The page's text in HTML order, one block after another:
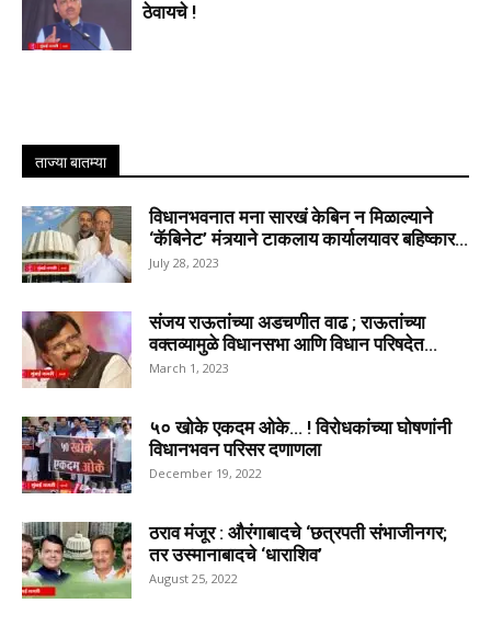
ठेवायचे !
ताज्या बातम्या
विधानभवनात मना सारखं केबिन न मिळाल्याने
‘कॅबिनेट’ मंत्र्याने टाकलाय कार्यालयावर बहिष्कार...
July 28, 2023
संजय राऊतांच्या अडचणीत वाढ ; राऊतांच्या
वक्तव्यामुळे विधानसभा आणि विधान परिषदेत...
March 1, 2023
५० खोके एकदम ओके… ! विरोधकांच्या घोषणांनी
विधानभवन परिसर दणाणला
December 19, 2022
ठराव मंजूर : औरंगाबादचे ‘छत्रपती संभाजीनगर;
तर उस्मानाबादचे ‘धाराशिव’
August 25, 2022